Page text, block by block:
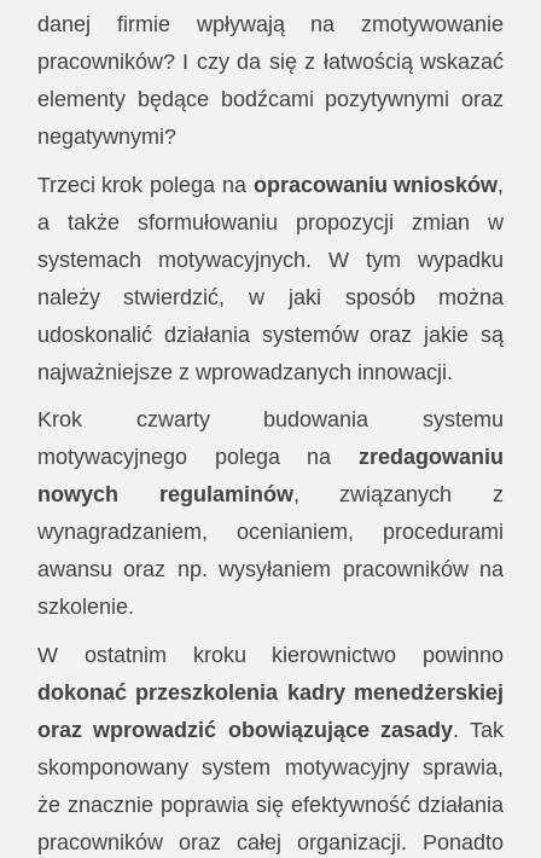
danej firmie wpływają na zmotywowanie
pracowników? I czy da się z łatwością wskazać
elementy będące bodźcami pozytywnymi oraz
negatywnymi?
Trzeci krok polega na opracowaniu wniosków,
a także sformułowaniu propozycji zmian w
systemach motywacyjnych. W tym wypadku
należy stwierdzić, w jaki sposób można
udoskonalić działania systemów oraz jakie są
najważniejsze z wprowadzanych innowacji.
Krok czwarty budowania systemu
motywacyjnego polega nazredagowaniu
nowych regulaminów, związanych z
wynagradzaniem, ocenianiem, procedurami
awansu oraz np. wysyłaniem pracowników na
szkolenie.
W ostatnim kroku kierownictwo powinno
dokonać przeszkolenia kadry menedżerskiej
oraz wprowadzić obowiązujące zasady. Tak
skomponowany system motywacyjny sprawia,
że znacznie poprawia się efektywność działania
pracowników oraz całej organizacji. Ponadto